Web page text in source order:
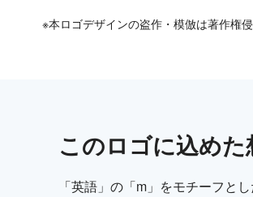
※本ロゴデザインの盗作・模倣は著作権
このロゴに込めた
「英語」の「m」をモチーフと